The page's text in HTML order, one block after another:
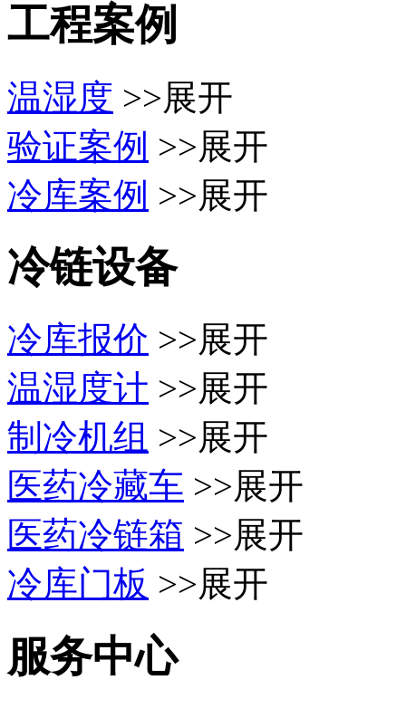
工程案例
温湿度 >>展开
验证案例 >>展开
冷库案例 >>展开
冷链设备
冷库报价 >>展开
温湿度计 >>展开
制冷机组 >>展开
医药冷藏车 >>展开
医药冷链箱 >>展开
冷库门板 >>展开
服务中心